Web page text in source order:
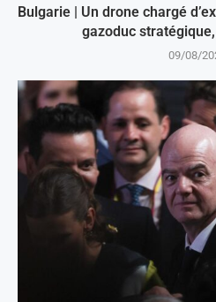
Bulgarie | Un drone chargé
gazoduc
09/08/